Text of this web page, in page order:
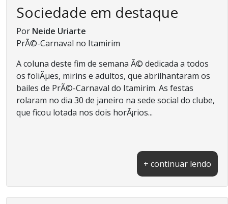
Sociedade em destaque
Por Neide Uriarte
PrÃ©-Carnaval no Itamirim
A coluna deste fim de semana Ã© dedicada a todos
os foliÃµes, mirins e adultos, que abrilhantaram os
bailes de PrÃ©-Carnaval do Itamirim. As festas
rolaram no dia 30 de janeiro na sede social do clube,
que ficou lotada nos dois horÃ¡rios...
+ continuar lendo